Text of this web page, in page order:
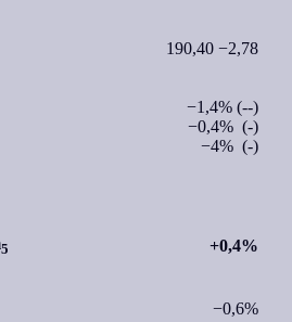
190,40 −2,78
−1,4% (--)
−0,4% (-)
−4% (-)
5 +0,4%
−0,6%